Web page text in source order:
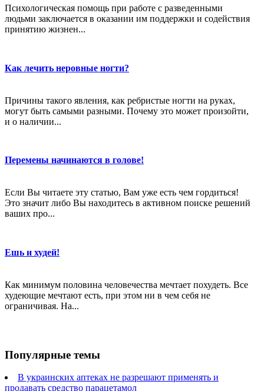
Психологическая помощь при работе с разведенными
людьми заключается в оказании им поддержки и содействия
принятию жизнен...
Как лечить неровные ногти?
Причины такого явления, как ребристые ногти на руках,
могут быть самыми разными. Почему это может произойти,
и о наличии...
Перемены начинаются в голове!
Если Вы читаете эту статью, Вам уже есть чем гордиться!
Это значит либо Вы находитесь в активном поиске решений
ваших про...
Ешь и худей!
Как минимум половина человечества мечтает похудеть. Все
худеющие мечтают есть, при этом ни в чем себя не
ограничивая. На...
Популярные темы
В украинских аптеках не разрешают применять и
продавать средство парацетамол